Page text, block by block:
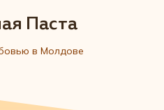
Паста
в Молдове